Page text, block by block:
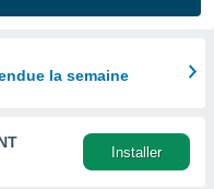
la semaine
Installer